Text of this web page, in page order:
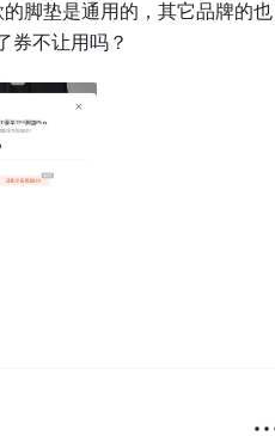
脚垫是通用的，其它品牌的也
券不让用吗？